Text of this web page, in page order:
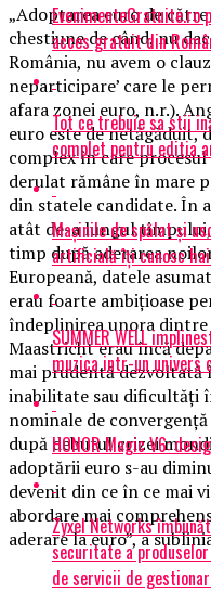
„Adoptarea euro de
chestiune de când, nu
România, nu avem o
neparticipare’ care le
afara zonei euro, n.r.).
euro este de netăgăduit,
complex în care
derulat rămâne în mare
din statele candidate. În
atât de-a lungul
timp după aderarea
Europeană, datele
erau foarte ambiţioase
îndeplinirea unora
Maastricht erau încă
mai prudentă
inabilitate sau dificultăţi
nominale de
după debutul crizei
adoptării euro s-au
devenit din ce în ce mai
abordare mai
aderare la euro”, a
EvenimenteGratuite.ro
acces gratuit din
Tot ce trebuie sa stii
complet pentru editia
Mașinile de spălat și
artificială îți cunosc
SUMMER WELL
muzica intr-un univers
HONOR Magic V6:
Zyxel Networks
securitate a
de servicii de